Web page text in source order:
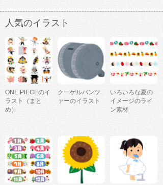
人気のイラスト
ONE PIECEのイ
ラスト（まと
め）
クーゲルパンツ
ァーのイラスト
いろいろな夏の
イメージのライ
ン素材